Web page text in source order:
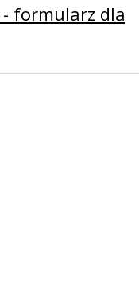
- formularz dla